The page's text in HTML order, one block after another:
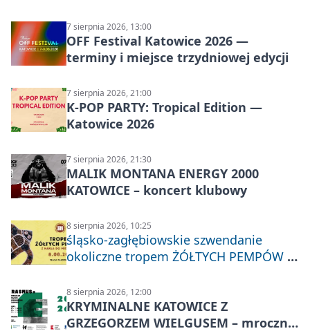
7 sierpnia 2026, 13:00
OFF Festival Katowice 2026 —
terminy i miejsce trzydniowej edycji
7 sierpnia 2026, 21:00
K-POP PARTY: Tropical Edition —
Katowice 2026
7 sierpnia 2026, 21:30
MALIK MONTANA ENERGY 2000
KATOWICE – koncert klubowy
8 sierpnia 2026, 10:25
śląsko-zagłębiowskie szwendanie
okoliczne tropem ŻÓŁTYCH PEMPÓW z
8 sierpnia 2026, 12:00
KRYMINALNE KATOWICE Z
GRZEGORZEM WIELGUSEM – mroczne